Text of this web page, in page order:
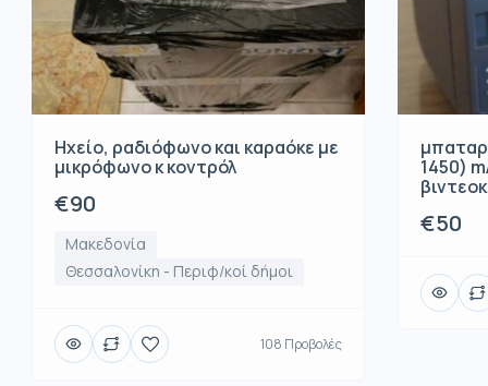
Ηχείο, ραδιόφωνο και καραόκε με
μικρόφωνο κ κοντρόλ
€90
Μακεδονία
Θεσσαλονίκη - Περιφ/κοί δήμοι
108 Προβολές
1450)
€50